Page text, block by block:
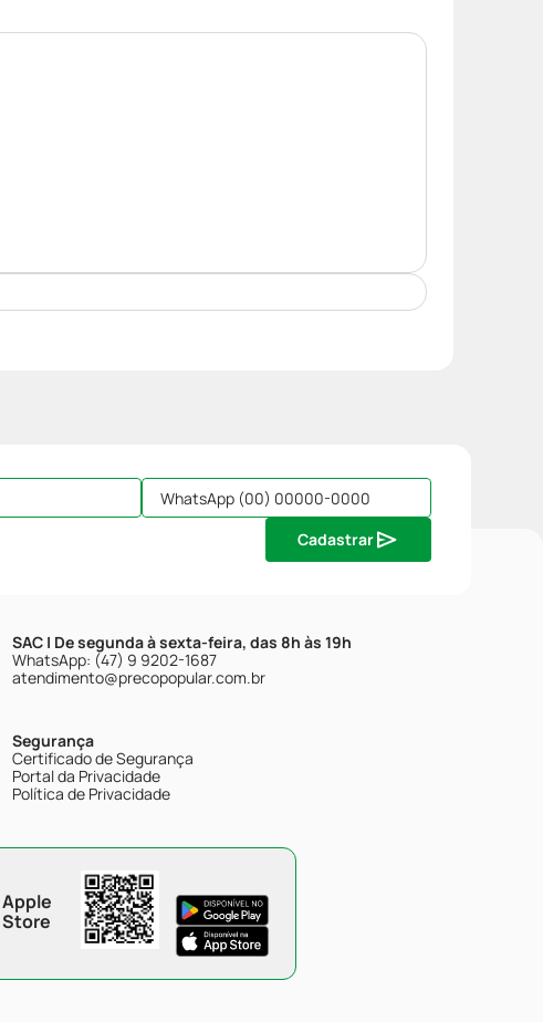
Cadastrar
SAC | De segunda à sexta-feira, das 8h às 19h
WhatsApp: (47) 9 9202-1687
atendimento@precopopular.com.br
Segurança
Certificado de Segurança
Portal da Privacidade
Política de Privacidade
Apple
Store